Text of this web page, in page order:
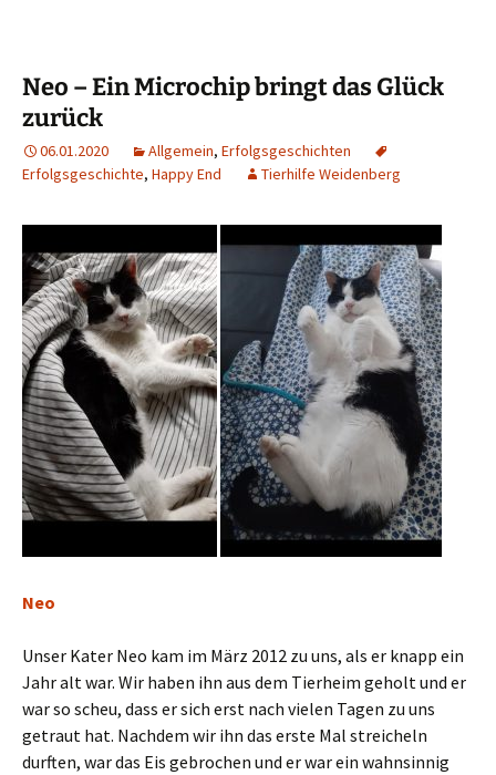
Neo – Ein Microchip bringt das Glück
zurück
06.01.2020 Allgemein, Erfolgsgeschichten
Erfolgsgeschichte, Happy End Tierhilfe Weidenberg
Neo
Unser Kater Neo kam im März 2012 zu uns, als er knapp ein
Jahr alt war. Wir haben ihn aus dem Tierheim geholt und er
war so scheu, dass er sich erst nach vielen Tagen zu uns
getraut hat. Nachdem wir ihn das erste Mal streicheln
durften, war das Eis gebrochen und er war ein wahnsinnig